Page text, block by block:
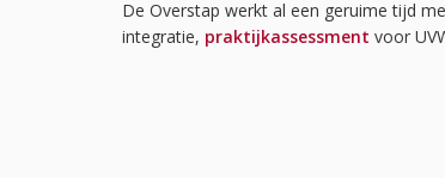
De Overstap werkt al een geruime tijd
integratie, praktijkassessment voor